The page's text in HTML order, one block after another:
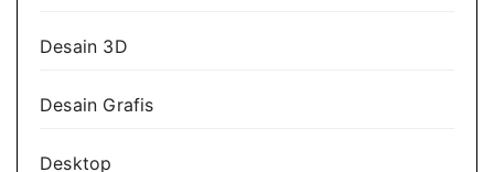
Desain 3D
Desain Grafis
Desktop